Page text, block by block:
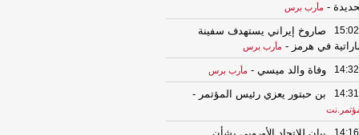
- مأرب برس
15:02
صاروخ إيراني يستهدف سفينة
في هرمز - مأرب برس
14:32 وفاة والد ميسي - مأرب برس
14:31 بن حبتور يعزي رئيس المؤتمر -
14:16